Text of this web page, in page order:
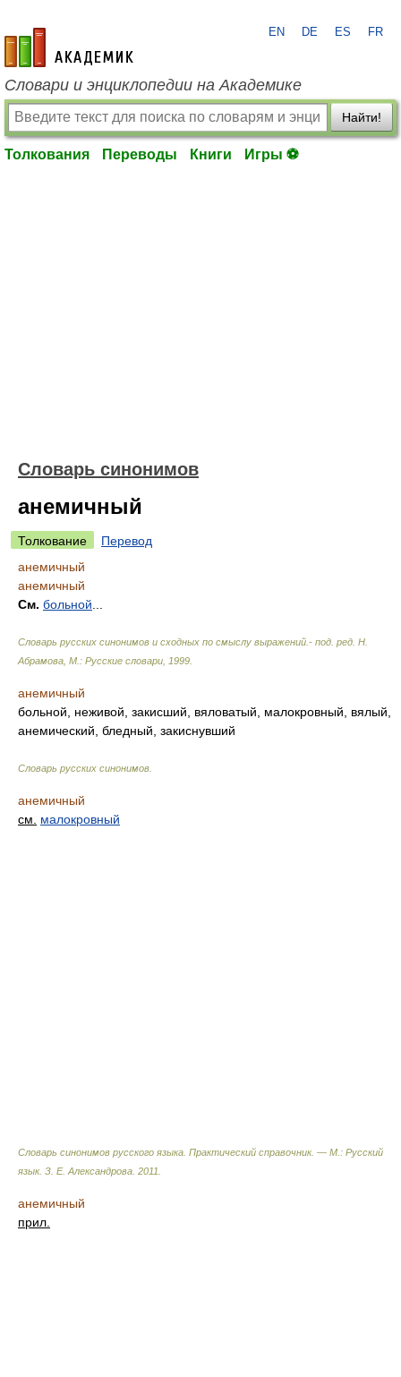
academic.ru
EN DE ES FR
Словари и энциклопедии на Академике
Найти!
Толкования Переводы Книги Игры ⚽
Словарь синонимов
анемичный
Толкование
Перевод
анемичный
анемичный
См. больной
Словарь русских синонимов и сходных по смыслу выражений.- под. ред. Н.
Абрамова, М.: Русские словари 1999
анемичный
больной, неживой, закисший, вяловатый, малокровный, вялый,
анемический, бледный, закиснувший
Словарь русских синонимов
анемичный
см.
малокровный
Словарь синонимов русского языка. Практический справочник. — М.: Русский
язык. З. Е. Александрова 2011
анемичный
прил.